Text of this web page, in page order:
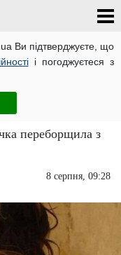
Ви підтверджуєте, що
і погоджуєтеся з
фотошопом
переборщила з
8 серпня, 09:28